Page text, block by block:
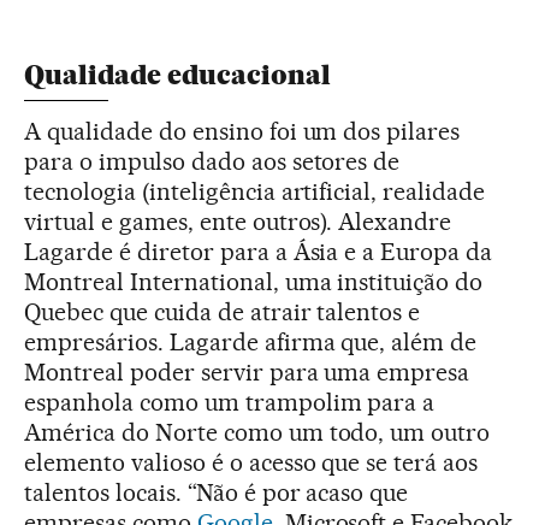
Qualidade educacional
A qualidade do ensino foi um dos pilares
para o impulso dado aos setores de
tecnologia (inteligência artificial, realidade
virtual e games, ente outros). Alexandre
Lagarde é diretor para a Ásia e a Europa da
Montreal International, uma instituição do
Quebec que cuida de atrair talentos e
empresários. Lagarde afirma que, além de
Montreal poder servir para uma empresa
espanhola como um trampolim para a
América do Norte como um todo, um outro
elemento valioso é o acesso que se terá aos
talentos locais. “Não é por acaso que